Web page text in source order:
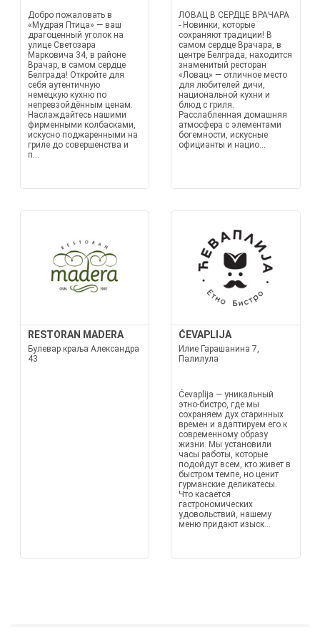
Добро пожаловать в
«Мудрая Птица» — ваш
драгоценный уголок на
улице Светозара
Марковича 34, в районе
Врачар, в самом сердце
Белграда! Откройте для
себя аутентичную
немецкую кухню по
непревзойдённым ценам.
Наслаждайтесь нашими
фирменными колбасками,
искусно поджаренными на
гриле до совершенства и
п...
ЛОВАЦ В СЕРДЦЕ ВРАЧАРА
- Новинки, которые
сохраняют традиции! В
самом сердце Врачара, в
центре Белграда, находится
знаменитый ресторан
«Ловац» — отличное место
для любителей дичи,
национальной кухни и
блюд с гриля.
Расслабленная домашняя
атмосфера с элементами
богемности, искусные
официанты и нацио...
RESTORAN MADERA
Булевар краља Александра
43
ĆEVAPLIJA
Илие Гарашанина 7,
Палилула
Ćevaplija — уникальный
этно-бистро, где мы
сохраняем дух старинных
времен и адаптируем его к
современному образу
жизни. Мы установили
часы работы, которые
подойдут всем, кто живет в
быстром темпе, но ценит
гурманские деликатесы.
Что касается
гастрономических
удовольствий, нашему
меню придают изыск...